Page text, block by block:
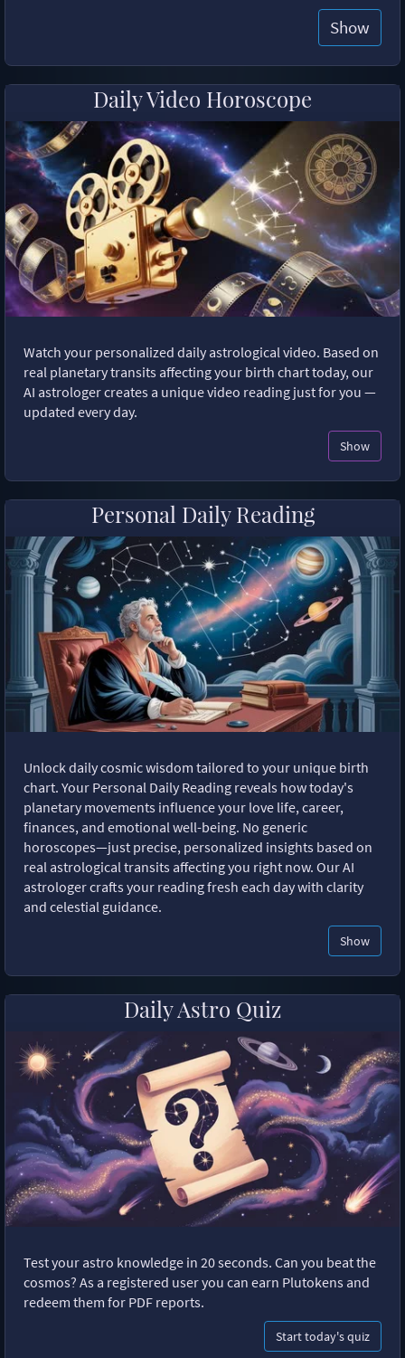
Show
Daily Video Horoscope
Watch your personalized daily astrological video. Based on
real planetary transits affecting your birth chart today, our
AI astrologer creates a unique video reading just for you —
updated every day.
Show
Personal Daily Reading
Unlock daily cosmic wisdom tailored to your unique birth
chart. Your Personal Daily Reading reveals how today's
planetary movements influence your love life, career,
finances, and emotional well-being. No generic
horoscopes—just precise, personalized insights based on
real astrological transits affecting you right now. Our AI
astrologer crafts your reading fresh each day with clarity
and celestial guidance.
Show
Daily Astro Quiz
Test your astro knowledge in 20 seconds. Can you beat the
cosmos? As a registered user you can earn Plutokens and
redeem them for PDF reports.
Start today's quiz